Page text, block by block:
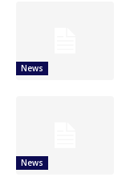
News
News